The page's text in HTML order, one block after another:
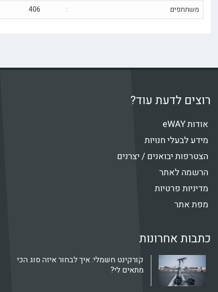
406
לדעת עוד?
חנויות
יבואנים / יצרנים
לאתר
פרטיות
אחרונות
קורקינט חשמלי: איך לבחור איזה סוג הכי
מתאים לי?